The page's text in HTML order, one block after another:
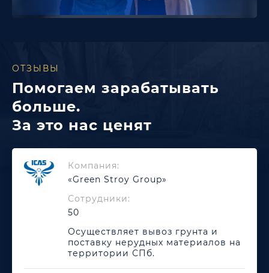
ОТЗЫВЫ
Помогаем зарабатывать
больше.
За это нас ценят
Компания:
«Green Stroy Group»
Сотрудники:
50
Осуществляет вывоз грунта и
поставку нерудных материалов на
территории СПб.